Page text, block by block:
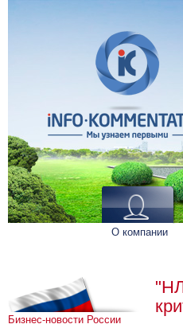
О компании
Бизнес-новости России